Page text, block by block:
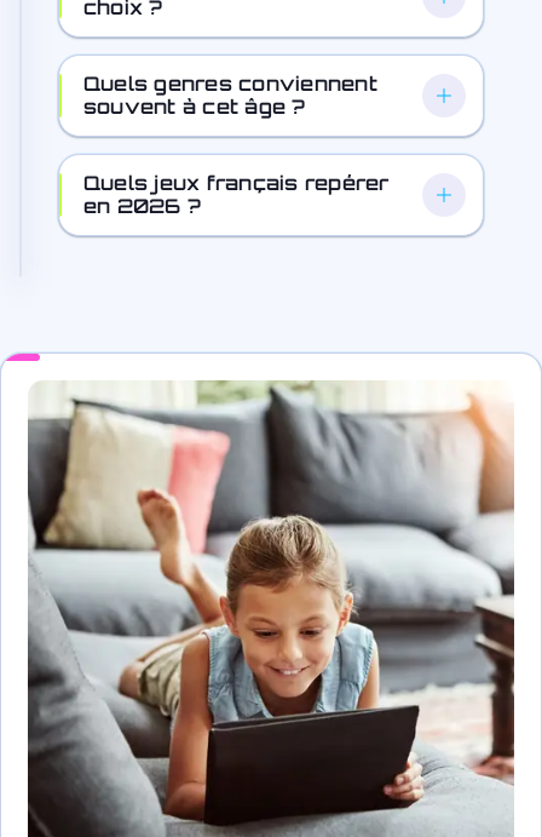
choix ?
Quels genres conviennent
souvent à cet âge ?
Quels jeux français repérer
en 2026 ?